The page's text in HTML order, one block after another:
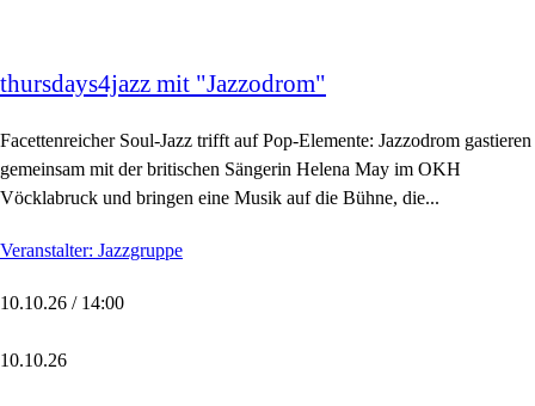
thursdays4jazz mit "Jazzodrom"
Facettenreicher Soul-Jazz trifft auf Pop-Elemente: Jazzodrom gastieren
gemeinsam mit der britischen Sängerin Helena May im OKH
Vöcklabruck und bringen eine Musik auf die Bühne, die...
Veranstalter: Jazzgruppe
10.10.26 / 14:00
10.10.26